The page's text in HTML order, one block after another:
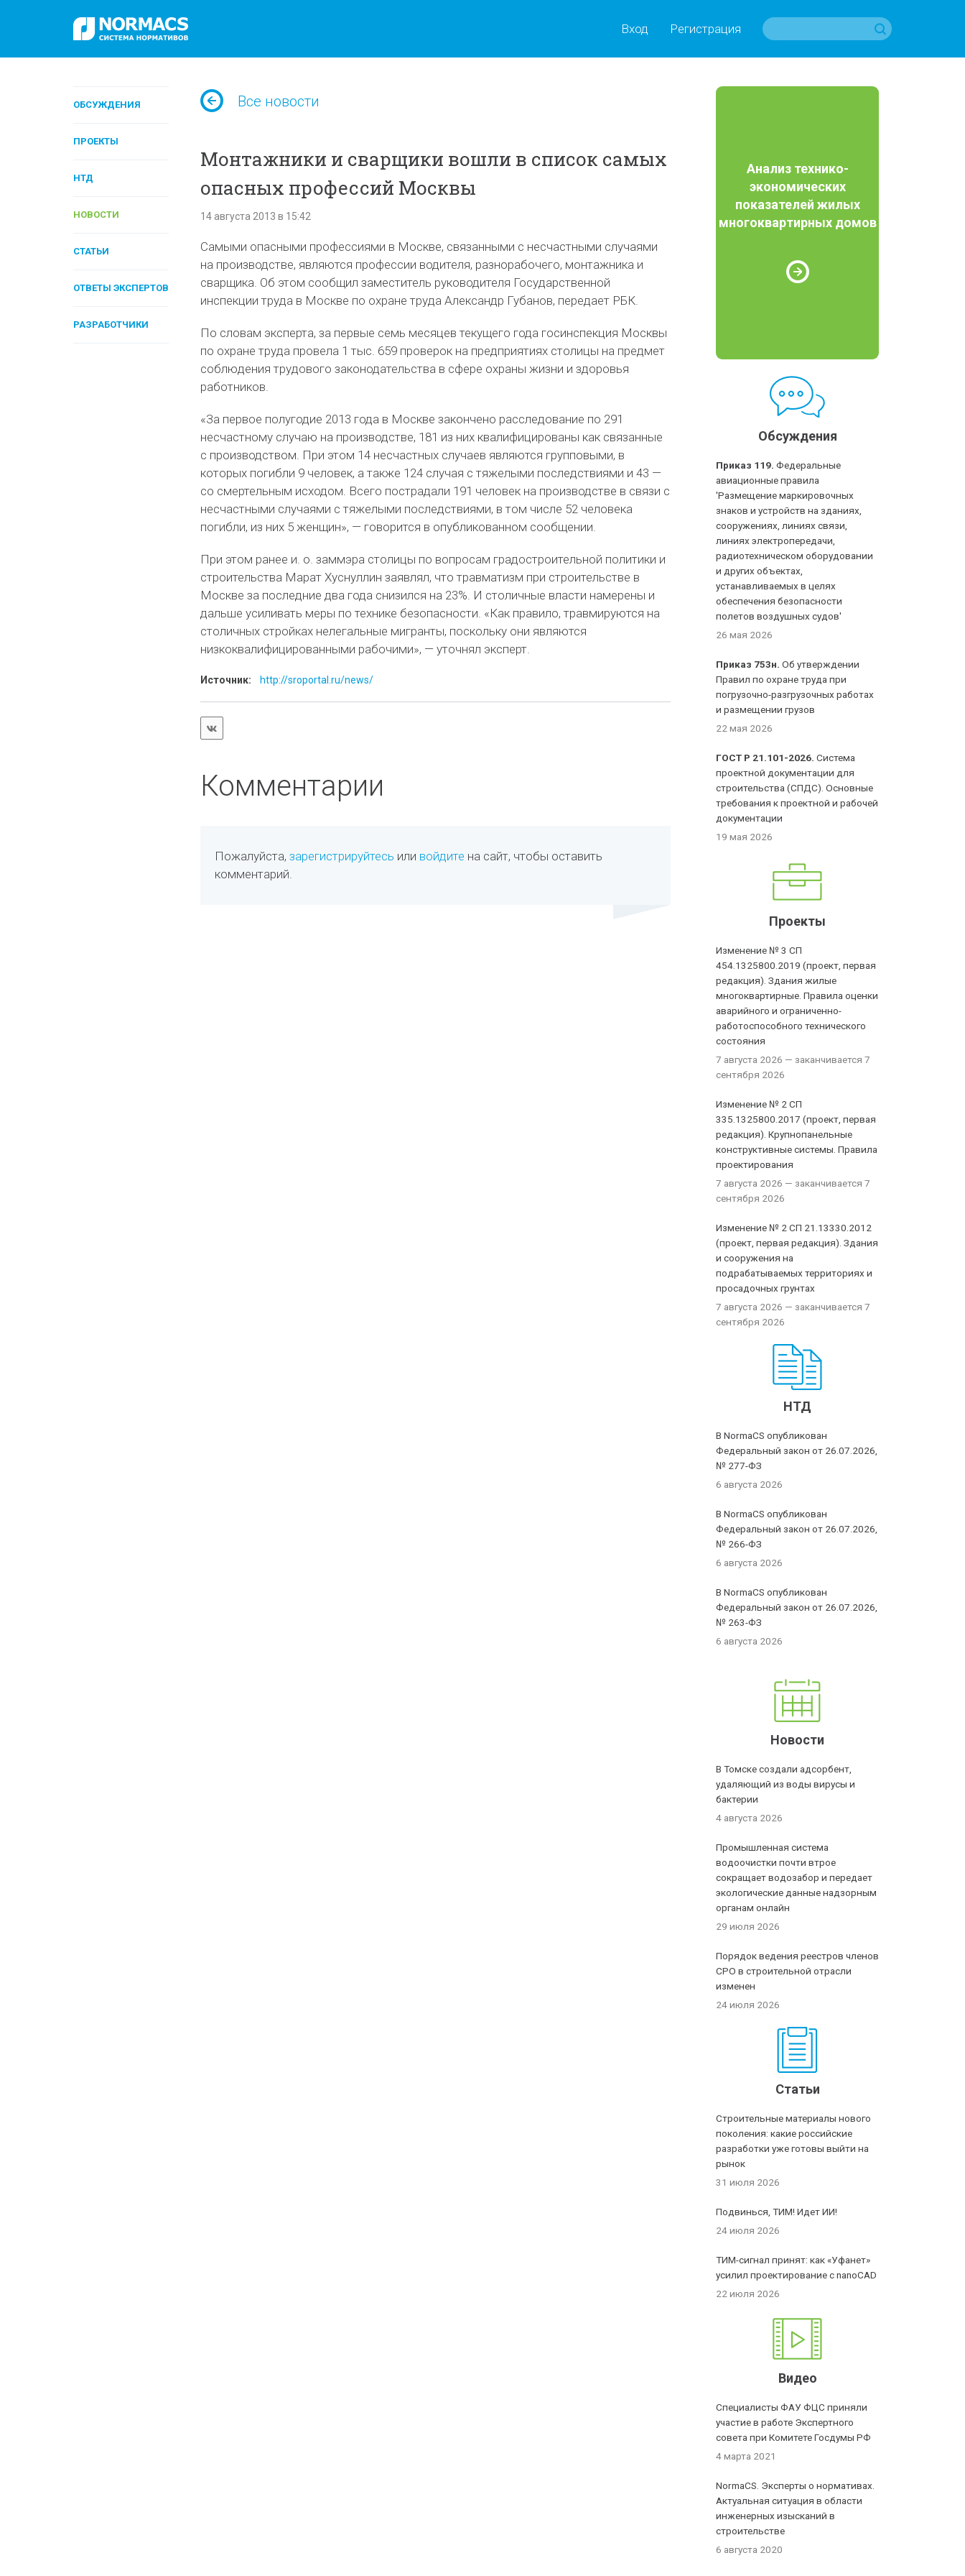
Вход Регистрация
ОБСУЖДЕНИЯ
ПРОЕКТЫ
НТД
НОВОСТИ
СТАТЬИ
ОТВЕТЫ ЭКСПЕРТОВ
РАЗРАБОТЧИКИ
Все новости
Монтажники и сварщики вошли в список самых
опасных профессий Москвы
14 августа 2013 в 15:42
Самыми опасными профессиями в Москве, связанными с несчастными случаями
на производстве, являются профессии водителя, разнорабочего, монтажника и
сварщика. Об этом сообщил заместитель руководителя Государственной
инспекции труда в Москве по охране труда Александр Губанов, передает РБК.
По словам эксперта, за первые семь месяцев текущего года госинспекция Москвы
по охране труда провела 1 тыс. 659 проверок на предприятиях столицы на предмет
соблюдения трудового законодательства в сфере охраны жизни и здоровья
работников.
«За первое полугодие 2013 года в Москве закончено расследование по 291
несчастному случаю на производстве, 181 из них квалифицированы как связанные
с производством. При этом 14 несчастных случаев являются групповыми, в
которых погибли 9 человек, а также 124 случая с тяжелыми последствиями и 43 —
со смертельным исходом. Всего пострадали 191 человек на производстве в связи с
несчастными случаями с тяжелыми последствиями, в том числе 52 человека
погибли, из них 5 женщин», — говорится в опубликованном сообщении.
При этом ранее и. о. заммэра столицы по вопросам градостроительной политики и
строительства Марат Хуснуллин заявлял, что травматизм при строительстве в
Москве за последние два года снизился на 23%. И столичные власти намерены и
дальше усиливать меры по технике безопасности. «Как правило, травмируются на
столичных стройках нелегальные мигранты, поскольку они являются
низкоквалифицированными рабочими», — уточнял эксперт.
Источник: http://sroportal.ru/news/
Комментарии
Пожалуйста, зарегистрируйтесь или войдите на сайт, чтобы оставить
комментарий.
Анализ технико-
экономических
показателей жилых
многоквартирных домов
Обсуждения
Приказ 119. Федеральные
авиационные правила
'Размещение маркировочных
знаков и устройств на зданиях,
сооружениях, линиях связи,
линиях электропередачи,
радиотехническом оборудовании
и других объектах,
устанавливаемых в целях
обеспечения безопасности
полетов воздушных судов'
26 мая 2026
Приказ 753н. Об утверждении
Правил по охране труда при
погрузочно-разгрузочных работах
и размещении грузов
22 мая 2026
ГОСТ Р 21.101-2026. Система
проектной документации для
строительства (СПДС). Основные
требования к проектной и рабочей
документации
19 мая 2026
Проекты
Изменение № 3 СП
454.1325800.2019 (проект, первая
редакция). Здания жилые
многоквартирные. Правила оценки
аварийного и ограниченно-
работоспособного технического
состояния
7 августа 2026 — заканчивается 7
сентября 2026
Изменение № 2 СП
335.1325800.2017 (проект, первая
редакция). Крупнопанельные
конструктивные системы. Правила
проектирования
7 августа 2026 — заканчивается 7
сентября 2026
Изменение № 2 СП 21.13330.2012
(проект, первая редакция). Здания
и сооружения на
подрабатываемых территориях и
просадочных грунтах
7 августа 2026 — заканчивается 7
сентября 2026
НТД
В NormaCS опубликован
Федеральный закон от 26.07.2026,
№ 277-ФЗ
6 августа 2026
В NormaCS опубликован
Федеральный закон от 26.07.2026,
№ 266-ФЗ
6 августа 2026
В NormaCS опубликован
Федеральный закон от 26.07.2026,
№ 263-ФЗ
6 августа 2026
Новости
В Томске создали адсорбент,
удаляющий из воды вирусы и
бактерии
4 августа 2026
Промышленная система
водоочистки почти втрое
сокращает водозабор и передает
экологические данные надзорным
органам онлайн
29 июля 2026
Порядок ведения реестров членов
СРО в строительной отрасли
изменен
24 июля 2026
Статьи
Строительные материалы нового
поколения: какие российские
разработки уже готовы выйти на
рынок
31 июля 2026
Подвинься, ТИМ! Идет ИИ!
24 июля 2026
ТИМ-сигнал принят: как «Уфанет»
усилил проектирование с nanoCAD
22 июля 2026
Видео
Специалисты ФАУ ФЦС приняли
участие в работе Экспертного
совета при Комитете Госдумы РФ
4 марта 2021
NormaCS. Эксперты о нормативах.
Актуальная ситуация в области
инженерных изысканий в
строительстве
6 августа 2020